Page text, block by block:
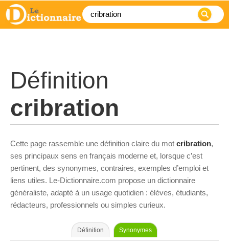
Définition
cribration
Cette page rassemble une définition claire du mot cribration,
ses principaux sens en français moderne et, lorsque c’est
pertinent, des synonymes, contraires, exemples d’emploi et
liens utiles. Le-Dictionnaire.com propose un dictionnaire
généraliste, adapté à un usage quotidien : élèves, étudiants,
rédacteurs, professionnels ou simples curieux.
Définition Synonymes